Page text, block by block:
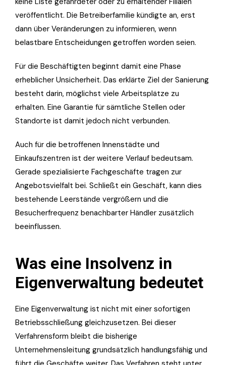
veröffentlicht. Die Betreiberfamilie kündigte an, erst
dann über Veränderungen zu informieren, wenn
belastbare Entscheidungen getroffen worden seien.
Für die Beschäftigten beginnt damit eine Phase
erheblicher Unsicherheit. Das erklärte Ziel der Sanierung
besteht darin, möglichst viele Arbeitsplätze zu
erhalten. Eine Garantie für sämtliche Stellen oder
Standorte ist damit jedoch nicht verbunden.
Auch für die betroffenen Innenstädte und
Einkaufszentren ist der weitere Verlauf bedeutsam.
Gerade spezialisierte Fachgeschäfte tragen zur
Angebotsvielfalt bei. Schließt ein Geschäft, kann dies
bestehende Leerstände vergrößern und die
Besucherfrequenz benachbarter Händler zusätzlich
beeinflussen.
Was eine Insolvenz in
Eigenverwaltung bedeutet
Eine Eigenverwaltung ist nicht mit einer sofortigen
Betriebsschließung gleichzusetzen. Bei dieser
Verfahrensform bleibt die bisherige
Unternehmensleitung grundsätzlich handlungsfähig und